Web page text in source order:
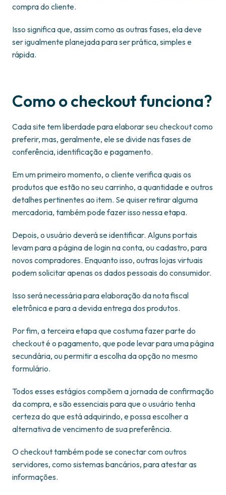
compra do cliente.
Isso significa que, assim como as outras fases, ela deve
ser igualmente planejada para ser prática, simples e
rápida.
Como o checkout funciona?
Cada site tem liberdade para elaborar seu checkout como
preferir, mas, geralmente, ele se divide nas fases de
conferência, identificação e pagamento.
Em um primeiro momento, o cliente verifica quais os
produtos que estão no seu carrinho, a quantidade e outros
detalhes pertinentes ao item. Se quiser retirar alguma
mercadoria, também pode fazer isso nessa etapa.
Depois, o usuário deverá se identificar. Alguns portais
levam para a página de login na conta, ou cadastro, para
novos compradores. Enquanto isso, outras lojas virtuais
podem solicitar apenas os dados pessoais do consumidor.
Isso será necessária para elaboração da nota fiscal
eletrônica e para a devida entrega dos produtos.
Por fim, a terceira etapa que costuma fazer parte do
checkout é o pagamento, que pode levar para uma página
secundária, ou permitir a escolha da opção no mesmo
formulário.
Todos esses estágios compõem a jornada de confirmação
da compra, e são essenciais para que o usuário tenha
certeza do que está adquirindo, e possa escolher a
alternativa de vencimento de sua preferência.
O checkout também pode se conectar com outros
servidores, como sistemas bancários, para atestar as
informações.